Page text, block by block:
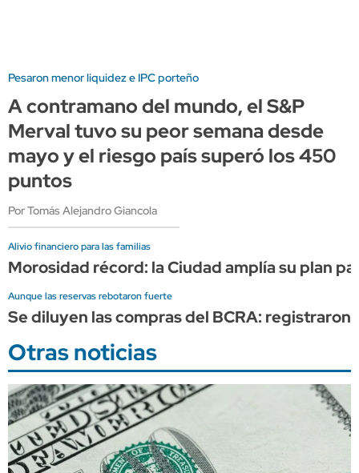
Pesaron menor liquidez e IPC porteño
A contramano del mundo, el S&P
Merval tuvo su peor semana desde
mayo y el riesgo país superó los 450
puntos
Por Tomás Alejandro Giancola
Alivio financiero para las familias
Morosidad récord: la Ciudad amplía su plan
Aunque las reservas rebotaron fuerte
Se diluyen las compras del BCRA:
Otras noticias